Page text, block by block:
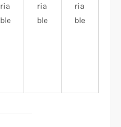
ria
ble
ria
ble
ria
ble